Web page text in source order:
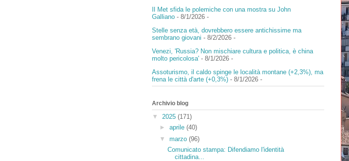
Il Met sfida le polemiche con una mostra su John
Galliano- 8/1/2026-
Stelle senza età, dovrebbero essere antichissime ma
sembrano giovani - 8/2/2026-
Venezi, 'Russia? Non mischiare cultura e politica, è china
molto pericolosa'- 8/1/2026-
Assoturismo, il caldo spinge le località montane (+2,3%), ma
frena le città d'arte (+0,3%)- 8/1/2026-
Archivio blog
▼ 2025 (171)
►aprile(40)
▼marzo(96)
Comunicato stampa: Difendiamo l'identità
cittadina...